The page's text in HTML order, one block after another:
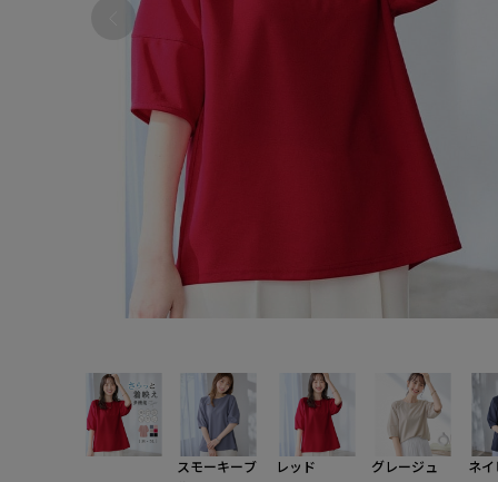
スモーキーブ
レッド グレージュ ネ